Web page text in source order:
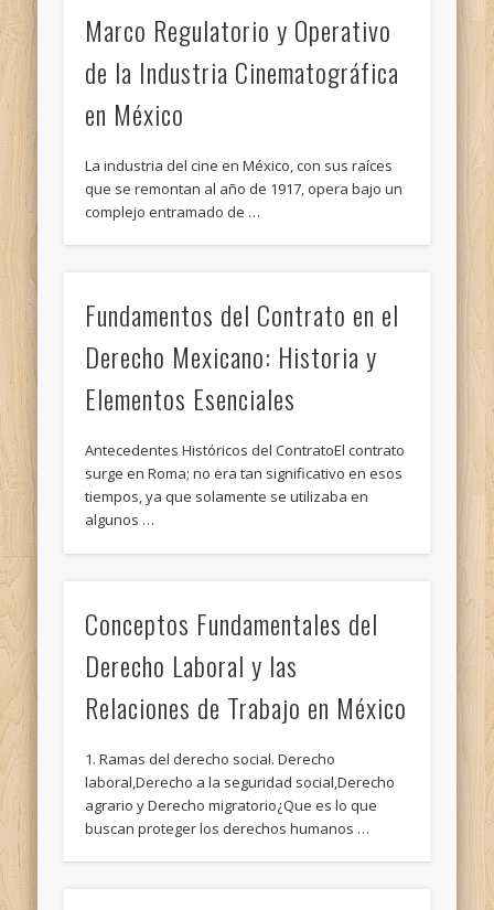
Marco Regulatorio y Operativo
de la Industria Cinematográfica
en México
La industria del cine en México, con sus raíces
que se remontan al año de 1917, opera bajo un
complejo entramado de …
Fundamentos del Contrato en el
Derecho Mexicano: Historia y
Elementos Esenciales
Antecedentes Históricos del ContratoEl contrato
surge en Roma; no era tan significativo en esos
tiempos, ya que solamente se utilizaba en
algunos …
Conceptos Fundamentales del
Derecho Laboral y las
Relaciones de Trabajo en México
1. Ramas del derecho social. Derecho
laboral,Derecho a la seguridad social,Derecho
agrario y Derecho migratorio¿Que es lo que
buscan proteger los derechos humanos …